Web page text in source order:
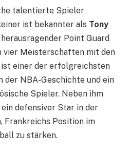
talentierte Spieler
ist bekannter als Tony
Point Guard
vier Meisterschaften mit den
ist einer der erfolgreichsten
der NBA-Geschichte und ein
Spieler. Neben ihm
ein defensiver Star in der
Frankreichs Position im
zu stärken.